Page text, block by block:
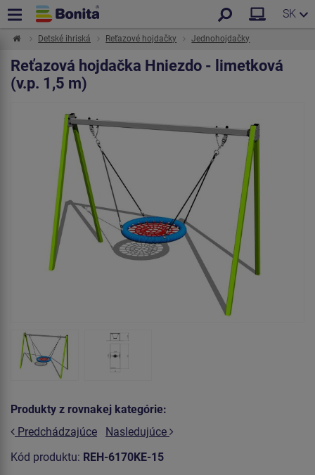
SK
Detské ihriská Reťazové hojdačky Jednohojdačky
Reťazová hojdačka Hniezdo - limetková
(v.p. 1,5 m)
Produkty z rovnakej kategórie:
Predchádzajúce
Nasledujúce
Kód produktu: REH-6170KE-15